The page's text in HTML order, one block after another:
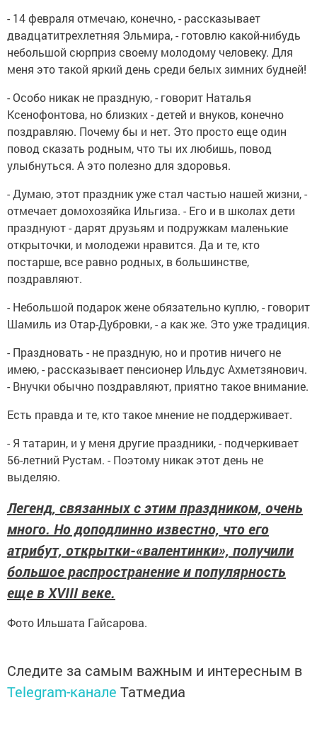
- 14 февраля отмечаю, конечно, - рассказывает
двадцатитрехлетняя Эльмира, - готовлю какой-нибудь
небольшой сюрприз своему молодому человеку. Для
меня это такой яркий день среди белых зимних будней!
- Особо никак не праздную, - говорит Наталья
Ксенофонтова, но близких - детей и внуков, конечно
поздравляю. Почему бы и нет. Это просто еще один
повод сказать родным, что ты их любишь, повод
улыбнуться. А это полезно для здоровья.
- Думаю, этот праздник уже стал частью нашей жизни, -
отмечает домохозяйка Ильгиза. - Его и в школах дети
празднуют - дарят друзьям и подружкам маленькие
открыточки, и молодежи нравится. Да и те, кто
постарше, все равно родных, в большинстве,
поздравляют.
- Небольшой подарок жене обязательно куплю, - говорит
Шамиль из Отар-Дубровки, - а как же. Это уже традиция.
- Праздновать - не праздную, но и против ничего не
имею, - рассказывает пенсионер Ильдус Ахметзянович.
- Внучки обычно поздравляют, приятно такое внимание.
Есть правда и те, кто такое мнение не поддерживает.
- Я татарин, и у меня другие праздники, - подчеркивает
56-летний Рустам. - Поэтому никак этот день не
выделяю.
Легенд, связанных с этим праздником, очень
много. Но доподлинно известно, что его
атрибут, открытки-«валентинки», получили
большое распространение и популярность
еще в XVIII веке.
Фото Ильшата Гайсарова.
Следите за самым важным и интересным в
Telegram-канале Татмедиа